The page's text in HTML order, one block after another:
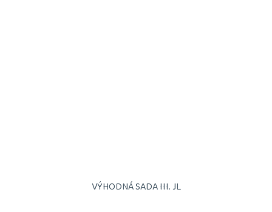
VÝHODNÁ SADA III. JL